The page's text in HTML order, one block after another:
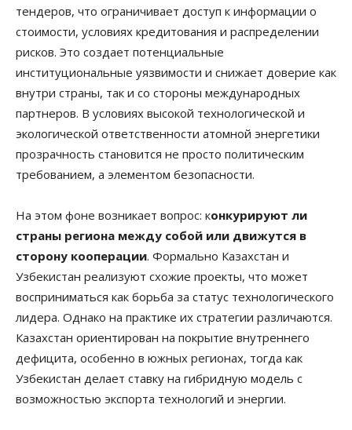
тендеров, что ограничивает доступ к информации о
стоимости, условиях кредитования и распределении
рисков. Это создает потенциальные
институциональные уязвимости и снижает доверие как
внутри страны, так и со стороны международных
партнеров. В условиях высокой технологической и
экологической ответственности атомной энергетики
прозрачность становится не просто политическим
требованием, а элементом безопасности.
На этом фоне возникает вопрос: конкурируют ли
страны региона между собой или движутся в
сторону кооперации. Формально Казахстан и
Узбекистан реализуют схожие проекты, что может
восприниматься как борьба за статус технологического
лидера. Однако на практике их стратегии различаются.
Казахстан ориентирован на покрытие внутреннего
дефицита, особенно в южных регионах, тогда как
Узбекистан делает ставку на гибридную модель с
возможностью экспорта технологий и энергии.